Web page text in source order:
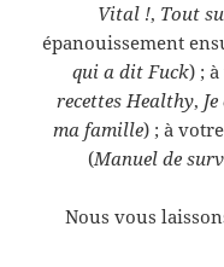
Vital !, Tout
épanouissement
qui a dit Fuck) ;
recettes Healthy,
ma famille) ; à
(Manuel de
Nous vous